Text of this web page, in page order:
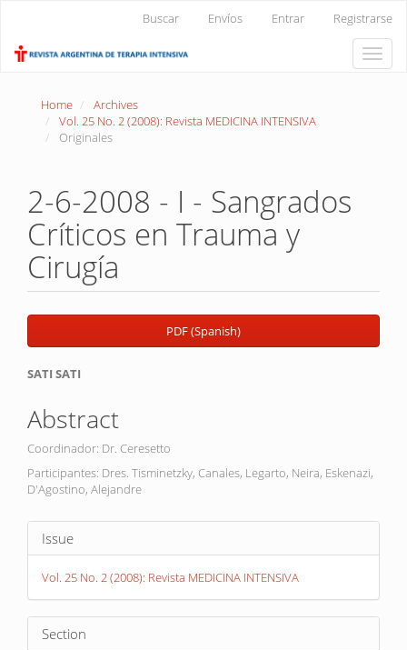
Content
Buscar Envíos Entrar Registrarse
Toggle
Home
Archives
Vol. 25 No. 2 (2008): Revista MEDICINA INTENSIVA
Originales
2-6-2008 - I - Sangrados
Críticos en Trauma y
Cirugía
Article
Sidebar
PDF (Spanish)
Main
Article
Content
SATI SATI
Abstract
Coordinador: Dr. Ceresetto
Participantes: Dres. Tisminetzky, Canales, Legarto, Neira, Eskenazi,
D'Agostino, Alejandre
Article
Details
Issue
Vol. 25 No. 2 (2008): Revista MEDICINA INTENSIVA
Section